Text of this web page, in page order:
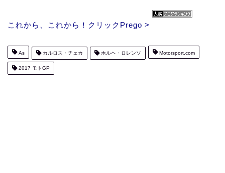
これから、これから！クリックPrego >
As カルロス・チェカ ホルヘ・ロレンソ Motorsport.com
2017 モトGP